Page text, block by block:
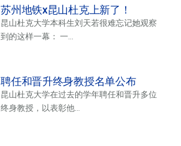
苏州地铁x昆山杜克上新了！
昆山杜克大学本科生刘天若很难忘记她观察
到的这样一幕： 一...
聘任和晋升终身教授名单公布
昆山杜克大学在过去的学年聘任和晋升多位
终身教授，以表彰他...